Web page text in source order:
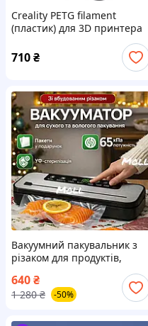
Creality PETG filament
(пластик) для 3D принтера
чорний
710₴
Вакуумний пакувальник з
різаком для продуктів,
кухонний вакууматор для
дому, апарат для
вакуумного пакування
640₴
1 280 ₴ -50%